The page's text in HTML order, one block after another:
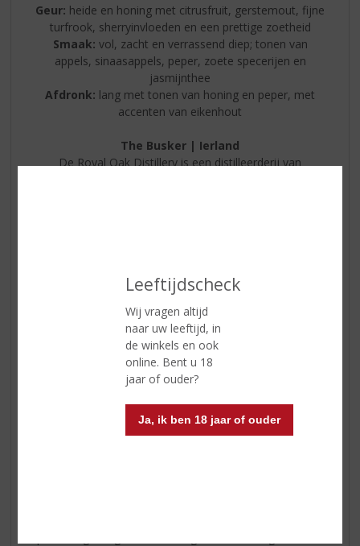
Leeftijdscheck
Wij vragen altijd
naar uw leeftijd, in
de winkels en ook
online. Bent u 18
jaar of ouder?
Ja, ik ben 18 jaar of ouder
Geur: heide en honing met citrusfruit, gerstemout, fijne
turfrook, sherryinvloeden en een prettige zoetheid
Smaak: vol, zacht en verrassend diep; tonen van
appels, sinaasappels, peper, zoete specerijen en
jasmijnthee
Afdronk: lang met tonen van honing en peper, met
accenten van eikenhout
The Busker | Ierland
De Royal Oak Distillery is een distilleerderij van